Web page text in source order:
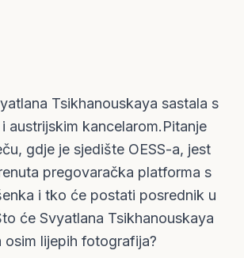
Tsikhanouskaya sastala s
austrijskim kancelarom.Pitanje
gdje je sjedište OESS-a, jest
pregovaračka platforma s
i tko će postati posrednik u
će Svyatlana Tsikhanouskaya
osim lijepih fotografija?